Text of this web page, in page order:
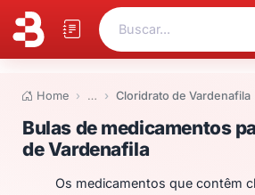
Buscar...
Home … Cloridrato de Vardenafila
Bulas de
Bulas de medicamentos
de Vardenafila
Os medicamentos que contêm